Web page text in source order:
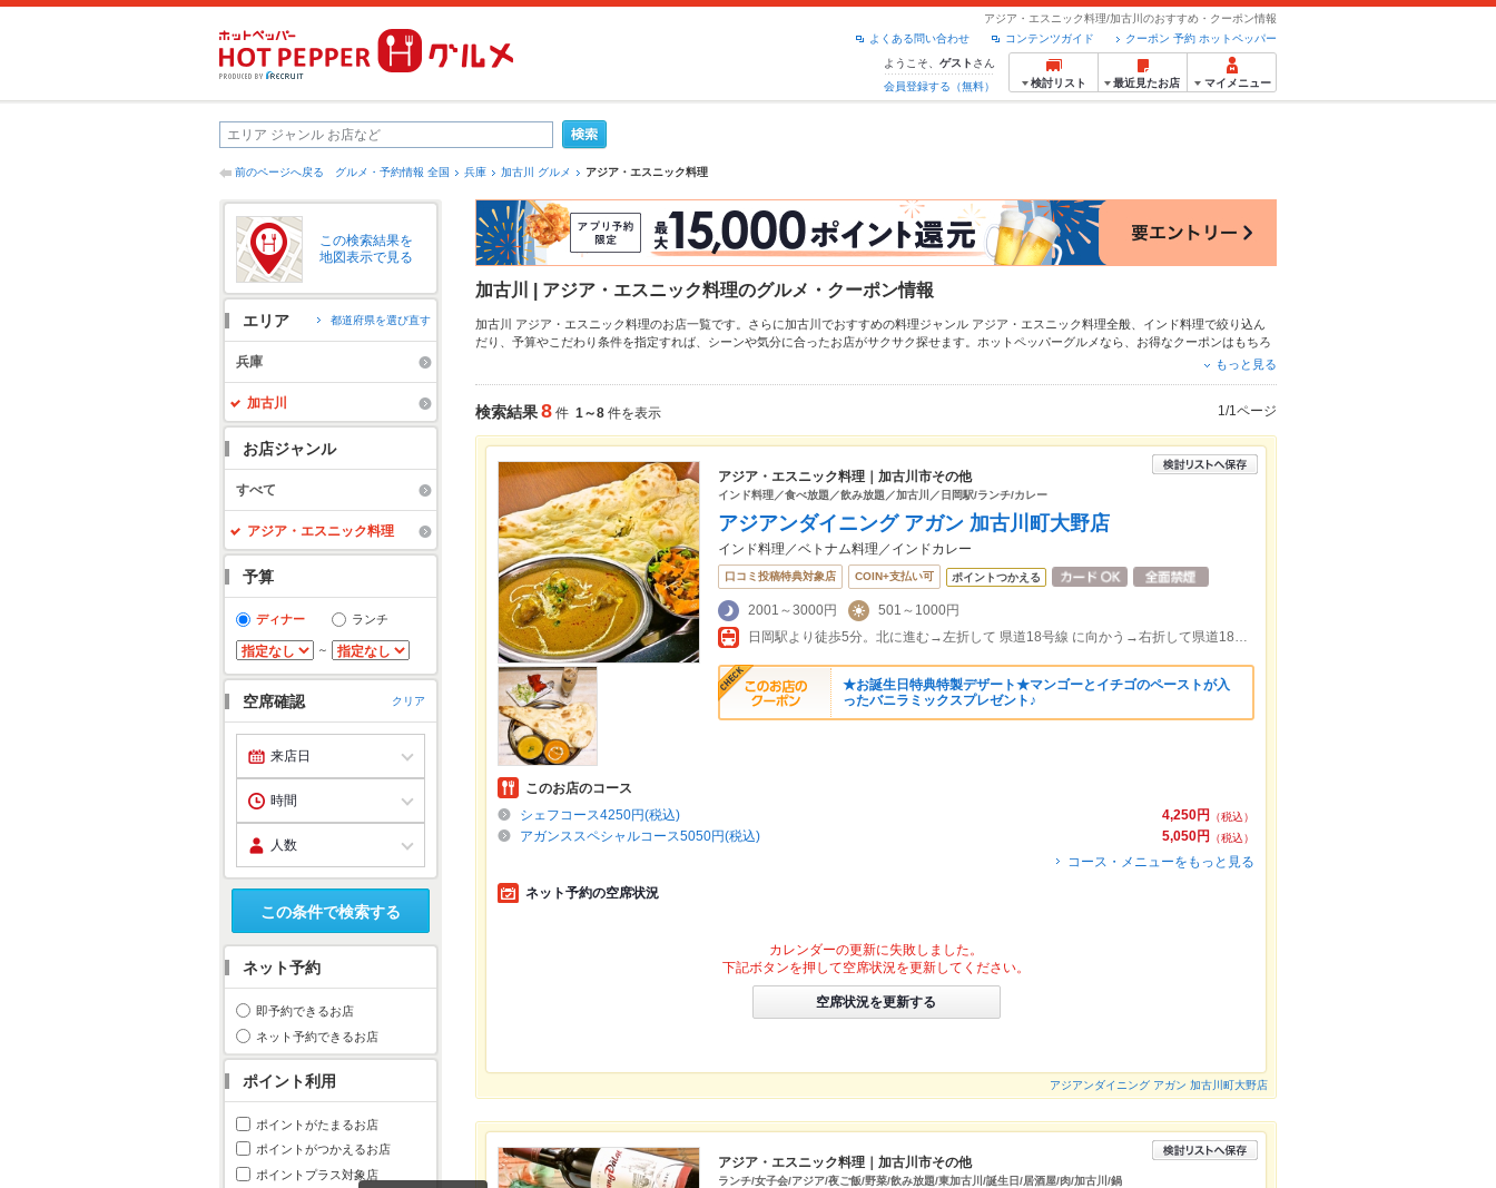
アジア・エスニック料理/加古川のおすすめ・クーポン情報
クーポン 予約 ホットペッパー
コンテンツガイド
よくある問い合わせ
ようこそ、 ゲスト さん
会員登録する（無料）
検討リスト 最近見たお店 マイメニュー
前のページへ戻る グルメ・予約情報 全国 兵庫 加古川 グルメ アジア・エスニック料理
この検索結果を
地図表示で見る
エリア 都道府県を選び直す
兵庫
加古川
お店ジャンル
すべて
アジア・エスニック料理
予算
ディナー ランチ
～
空席確認 クリア
この条件で検索する
ネット予約
即予約できるお店
ネット予約できるお店
ポイント利用
ポイントがたまるお店
ポイントがつかえるお店
ポイントプラス対象店
加古川 | アジア・エスニック料理のグルメ・クーポン情報
加古川 アジア・エスニック料理のお店一覧です。さらに加古川でおすすめの料理ジャンル アジア・エスニック料理全般 インド料理で絞り込ん
だり、予算やこだわり条件を指定すれば、シーンや気分に合ったお店がサクサク探せます。ホットペッパーグルメなら、お得なクーポンはもちろ
や季節のおすすめ料理など、お店の最新情報をご紹介しているので安心！24時間
もっと見る
検索結果8 件 1～8 件を表示 1/1ページ
アジア・エスニック料理｜加古川市その他
インド料理／食べ放題／飲み放題／加古川／日岡駅/ランチ/カレー
アジアンダイニング アガン 加古川町大野店
インド料理／ベトナム料理／インドカレー
口コミ投稿特典対象店 COIN+支払い可 ポイントつかえる
2001～3000円
501～1000円
日岡駅より徒歩5分。北に進む→左折して 県道18号線 に向かう→右折して県道18号線に入る→右折する
★お誕生日特典特製デザート★マンゴーとイチゴのペーストが入
ったバニラミックスプレゼント♪
このお店のコース
4,250円
（税込）
シェフコース4250円(税込)
5,050円
（税込）
アガンススペシャルコース5050円(税込)
コース・メニューをもっと見る
ネット予約の空席状況
カレンダーの更新に失敗しました。
下記ボタンを押して空席状況を更新してください。
空席状況を更新する
アジアンダイニング アガン 加古川町大野店
アジア・エスニック料理｜加古川市その他
ランチ/女子会/アジア/夜ご飯/野菜/飲み放題/東加古川/誕生日/居酒屋/肉/加古川/鍋